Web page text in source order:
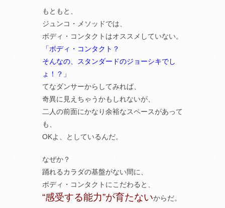
もともと、
ジュンコ・メソッドでは、
ボディ・コンタクトはオススメしていない。
「ボディ・コンタクト？
そんなの、スタンダードのジョーシキでし
ょ！？」
てなダンサーからしてみれば、
奇異に見えちゃうかもしれないが、
二人の前面にかなり余裕なスペースがあって
も、
OKよ、としているんだ。
なぜか？
踊れるカラダの基盤がない間に、
ボディ・コンタクトにこだわると、
“感受する能力”が育たないからだ。